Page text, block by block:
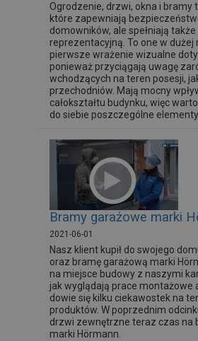
Ogrodzenie, drzwi, okna i bramy
które zapewniają
domowników, ale spełniają
reprezentacyjną. To one w dużej
pierwsze wrażenie wizualne
ponieważ przyciągają uwagę
wchodzących na teren posesji,
przechodniów. Mają mocny
całokształtu budynku, więc
do siebie poszczególne
Bramy garażowe marki
2021-06-01
Nasz klient kupił do swojego
oraz bramę garażową marki
na miejsce budowy z naszymi
jak wyglądają prace montażowe
dowie się kilku ciekawostek na
produktów. W poprzednim
drzwi zewnętrzne teraz czas na
marki Hörmann.